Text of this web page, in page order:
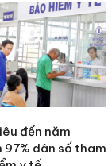
đến năm
97% dân số tham